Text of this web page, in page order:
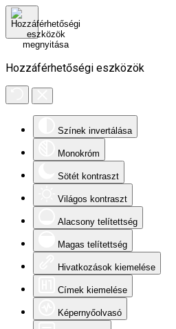
Hozzáférhetőségi eszközök
Színek invertálása
Monokróm
Sötét kontraszt
Világos kontraszt
Alacsony telítettség
Magas telítettség
Hivatkozások kiemelése
Címek kiemelése
Képernyőolvasó